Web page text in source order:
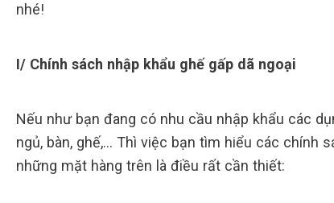
nhé!
I/ Chính sách nhập khẩu ghế gấp dã ngoại
Nếu như bạn đang có nhu cầu nhập khẩu các
ngủ, bàn, ghế,… Thì việc bạn tìm hiểu các chính
những mặt hàng trên là điều rất cần thiết: